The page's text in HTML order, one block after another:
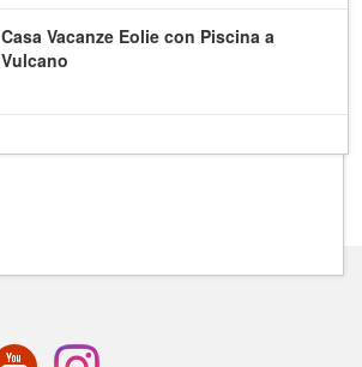
Casa Vacanze Eolie con Piscina a
Vulcano